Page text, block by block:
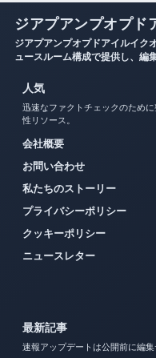
ジアプアンプオプド
ジアプアンプオプドアイルイク
ュースルーム構成で提供し、編
人気
迅速なファクトチェックのため
性リソース。
会社概要
お問い合わせ
私たちのストーリー
プライバシーポリシー
クッキーポリシー
ニュースレター
最新記事
速報アップデートは公開前に編集